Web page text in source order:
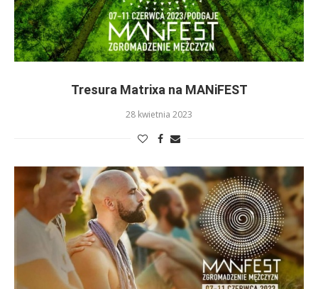
Tresura Matrixa na MANiFEST
28 kwietnia 2023